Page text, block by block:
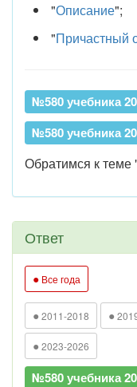
"Описание";
"Причастный
№580 учебника
№580 учебника
Обратимся к теме
Ответ
● Все года
● 2011-2018 ●
● 2023-2026
№580 учебника